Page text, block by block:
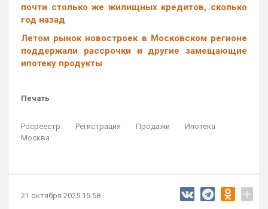
почти столько же жилищных кредитов, сколько
год назад
Летом рынок новостроек в Московском регионе
поддержали рассрочки и другие замещающие
ипотеку продукты
Печать
Росреестр Регистрация Продажи
Ипотека
Москва
21 октября 2025 15:58 +